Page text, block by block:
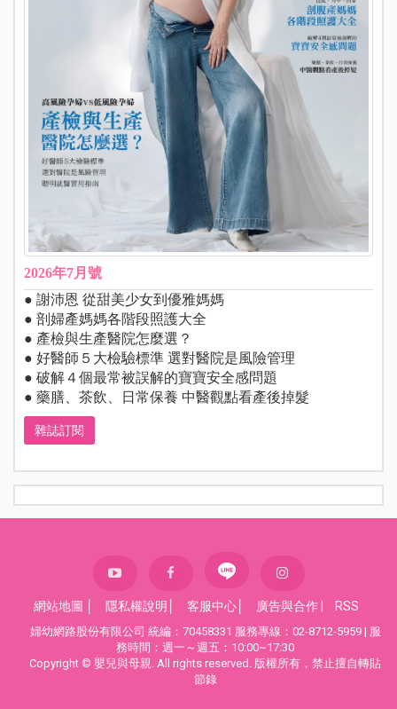
2026年7月號
● 謝沛恩 從甜美少女到優雅媽媽
● 剖婦產媽媽各階段照護大全
● 產檢與生產醫院怎麼選？
● 好醫師５大檢驗標準 選對醫院是風險管理
● 破解４個最常被誤解的寶寶安全感問題
● 藥膳、茶飲、日常保養 中醫觀點看產後掉髮
雜誌訂閱
網站地圖 隱私權說明 客服中心 廣告與合作 RSS
婦幼網路股份有限公司 統編：70458331 服務專線：02-8712-5959 | 服
務時間：週一～週五：10:00~17:30
Copyright © 嬰兒與母親. All rights reserved. 版權所有，禁止擅自轉貼
節錄